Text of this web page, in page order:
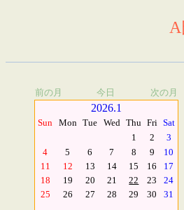
前の月 今日 次の月
2026.1
Sun Mon Tue Wed Thu Fri Sat
1
2
3
4
5 6 7 8 9
10
11
12 13 14 15 16
17
18
19 20 21 22 23
24
25
26 27 28 29 30 31